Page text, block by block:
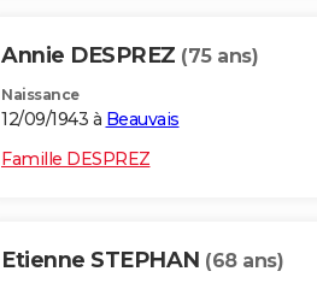
Annie DESPREZ (75 ans)
Naissance
12/09/1943 à Beauvais
Famille DESPREZ
Etienne STEPHAN (68 ans)